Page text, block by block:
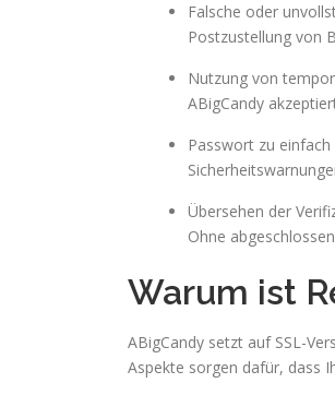
Falsche oder
Postzustellung von
Nutzung von
ABigCandy
Passwort zu einfach
Übersehen der
Ohne
Warum ist
ABigCandy setzt auf SSL-
Aspekte sorgen dafür, dass